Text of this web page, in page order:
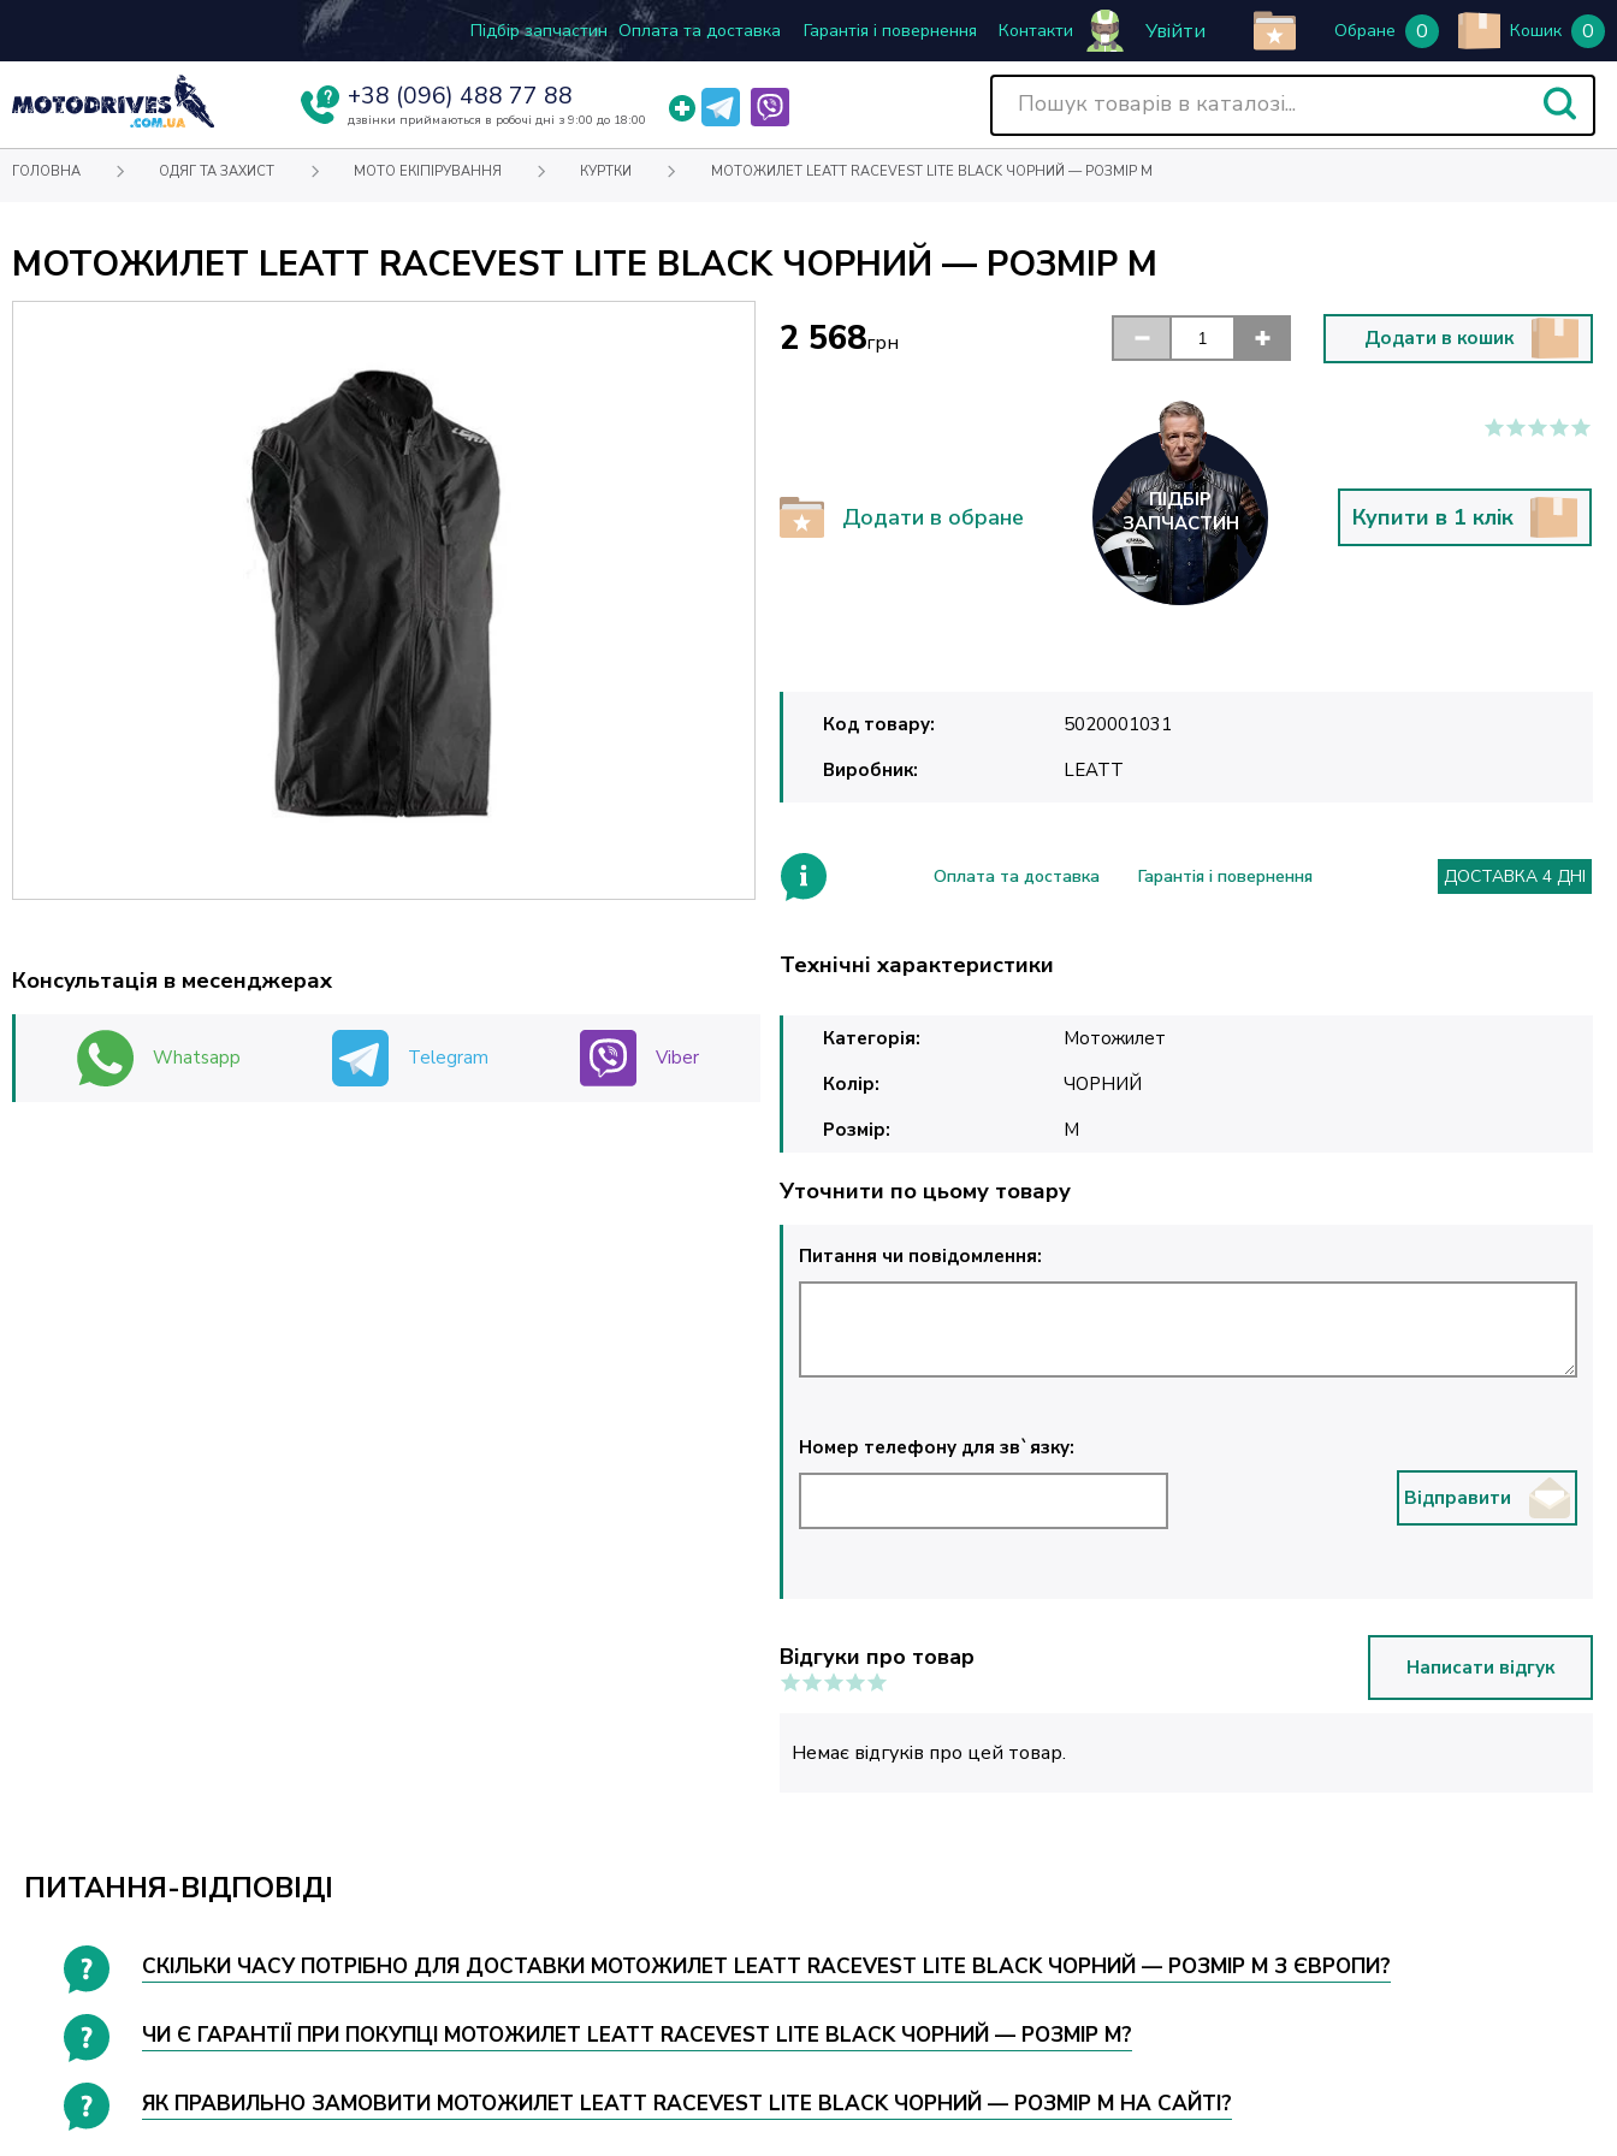
Підбір запчастин Оплата та доставка Гарантія і повернення Контакти Увійти Обране 0 Кошик 0
+38 (096) 488 77 88
дзвінки приймаються в робочі дні з 9:00 до 18:00
ГОЛОВНА ОДЯГ ТА ЗАХИСТ МОТО ЕКІПІРУВАННЯ КУРТКИ МОТОЖИЛЕТ LEATT RACEVEST LITE BLACK ЧОРНИЙ — РОЗМІР M
МОТОЖИЛЕТ LEATT RACEVEST LITE BLACK ЧОРНИЙ — РОЗМІР M
Консультація в месенджерах
Whatsapp Telegram Viber
2 568грн Додати в кошик
Додати в обране
ПІДБІР
ЗАПЧАСТИН
Купити в 1 клік
Код товару:
5020001031
Виробник:
LEATT
Оплата та доставка Гарантія і повернення ДОСТАВКА 4 ДНІ
Технічні характеристики
Категорія:
Мотожилет
Колір:
ЧОРНИЙ
Розмір:
M
Уточнити по цьому товару
Питання чи повідомлення:
Номер телефону для зв`язку:
Відправити
Відгуки про товар Написати відгук
Немає відгуків про цей товар.
ПИТАННЯ-ВІДПОВІДІ
СКІЛЬКИ ЧАСУ ПОТРІБНО ДЛЯ ДОСТАВКИ МОТОЖИЛЕТ LEATT RACEVEST LITE BLACK ЧОРНИЙ — РОЗМІР M З ЄВРОПИ?
ЧИ Є ГАРАНТІЇ ПРИ ПОКУПЦІ МОТОЖИЛЕТ LEATT RACEVEST LITE BLACK ЧОРНИЙ — РОЗМІР M?
ЯК ПРАВИЛЬНО ЗАМОВИТИ МОТОЖИЛЕТ LEATT RACEVEST LITE BLACK ЧОРНИЙ — РОЗМІР M НА САЙТІ?